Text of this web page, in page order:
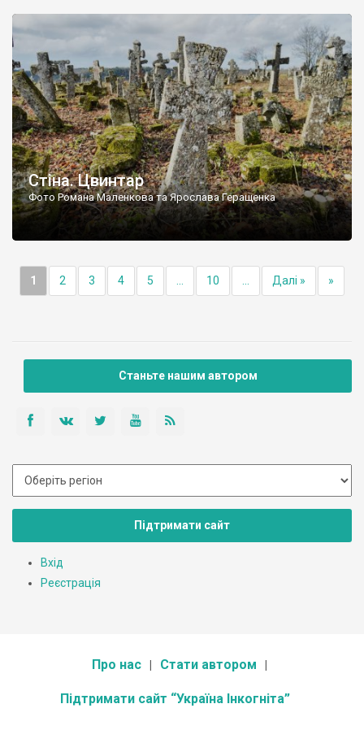
ньому чимало хрестів 19 століття, є такі, де епітафії стер […]
Стіна. Цвинтар
Фото Романа Маленкова та Ярослава Геращенка
1 2 3 4 5 10 Далі » »
Станьте нашим автором
Підтримати сайт
Вхід
Реєстрація
Про нас Стати автором
Підтримати сайт “Україна Інкогніта”